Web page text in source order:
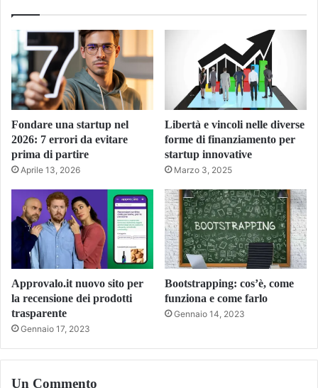
Fondare una startup nel
2026: 7 errori da evitare
prima di partire
Aprile 13, 2026
Libertà e vincoli nelle diverse
forme di finanziamento per
startup innovative
Marzo 3, 2025
Approvalo.it nuovo sito per
la recensione dei prodotti
trasparente
Gennaio 17, 2023
Bootstrapping: cos’è, come
funziona e come farlo
Gennaio 14, 2023
Un Commento